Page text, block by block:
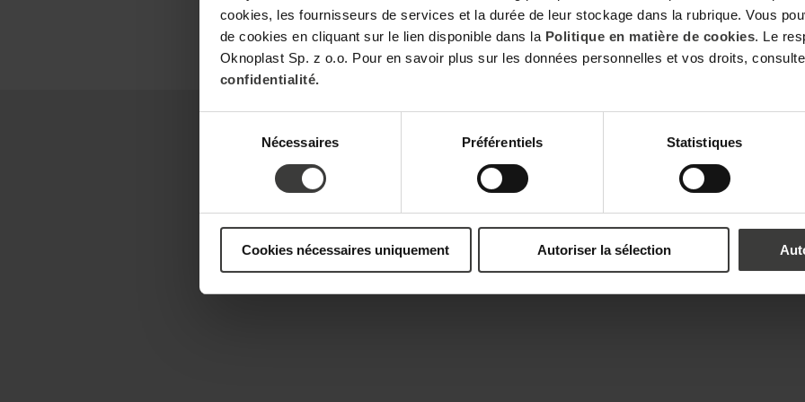
cookies, les fournisseurs de services et la durée de leur stockage dans la rubrique. Vous
de cookies en cliquant sur le lien disponible dans la Politique en matière de cookies. Le
Oknoplast Sp. z o.o. Pour en savoir plus sur les données personnelles et vos droits,
confidentialité.
Nécessaires Préférentiels Statistiques
Cookies nécessaires uniquement Autoriser la sélection
Ces traitements sont réalisés sur les bases légales de votre consentement
précontractuelles pour l’établissement de votre devis. Vous disposez d'un
d'un droit à l'effacement, à la limitation du traitement et à la portabilité que
Pour en savoir plus, veuillez consulter notre